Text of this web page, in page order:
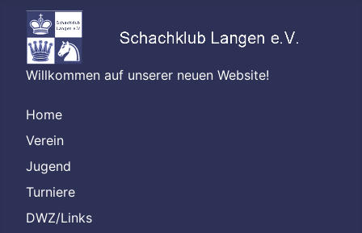
Willkommen auf unserer neuen Website!
Home
Verein
Jugend
Turniere
DWZ/Links